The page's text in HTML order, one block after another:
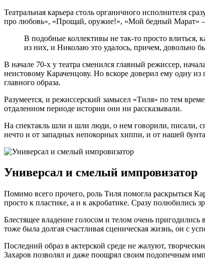
Театральная карьера столь органичного исполнителя
про любовь», «Прощай, оружие!», «Мой бедный Марат»
В подобные коллективы не так-то просто влиться,
из них, и Николаю это удалось, причем, довольно
В начале 70-х у театра сменился главный режиссер,
неистовому Караченцову. Но вскоре доверил ему одну
главного образа.
Разумеется, и режиссерский замысел «Тиля» по тем
отдаленном периоде истории они ни рассказывали.
На спектакль шли и шли люди, о нем говорили, писали,
нечто и от западных непокорных хиппи, и от нашей
Универсал и смелый импровизатор
Помимо всего прочего, роль Тиля помогла раскрыться
просто к пластике, а и к акробатике. Сразу полюбились
Блестящее владение голосом и телом очень
тоже была долгая счастливая сценическая жизнь, он с
Последний образ в актерской среде не жалуют,
Захаров позволял и даже поощрял своим подопечным